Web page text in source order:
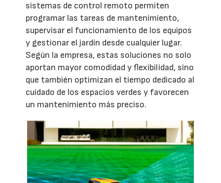
sistemas de control remoto permiten
programar las tareas de mantenimiento,
supervisar el funcionamiento de los equipos
y gestionar el jardín desde cualquier lugar.
Según la empresa, estas soluciones no solo
aportan mayor comodidad y flexibilidad, sino
que también optimizan el tiempo dedicado al
cuidado de los espacios verdes y favorecen
un mantenimiento más preciso.